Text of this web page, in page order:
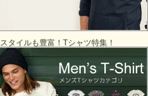
タイルも豊富！Tシャツ特集！